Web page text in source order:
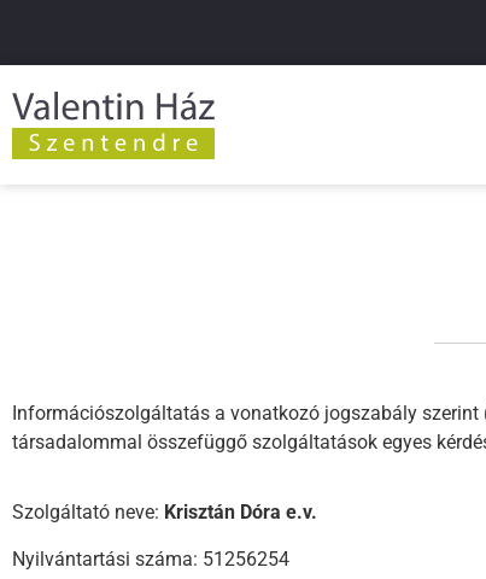
Információszolgáltatás a vonatkozó jogszabály
társadalommal összefüggő szolgáltatások egyes
Szolgáltató neve: Krisztán Dóra e.v.
Nyilvántartási száma: 51256254